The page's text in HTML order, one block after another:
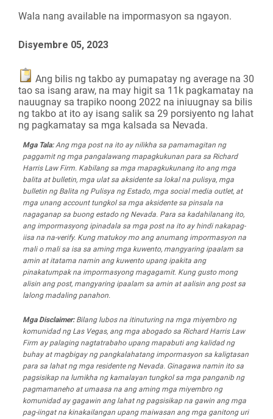
Wala nang available na impormasyon sa ngayon.
Disyembre 05, 2023
Ang bilis ng takbo ay pumapatay ng average na 30
tao sa isang araw, na may higit sa 11k pagkamatay na
nauugnay sa trapiko noong 2022 na iniuugnay sa bilis
ng takbo at ito ay isang salik sa 29 porsiyento ng lahat
ng pagkamatay sa mga kalsada sa Nevada.
Mga Tala:Ang mga post na ito ay nilikha sa pamamagitan ng
paggamit ng mga pangalawang mapagkukunan para sa Richard
Harris Law Firm. Kabilang sa mga mapagkukunang ito ang mga
balita at bulletin, mga ulat sa aksidente sa lokal na pulisya, mga
bulletin ng Balita ng Pulisya ng Estado, mga social media outlet, at
mga unang account tungkol sa mga aksidente sa pinsala na
nagaganap sa buong estado ng Nevada. Para sa kadahilanang ito,
ang impormasyong ipinadala sa mga post na ito ay hindi nakapag-
iisa na na-verify. Kung matukoy mo ang anumang impormasyon na
mali o mali sa isa sa aming mga kuwento, mangyaring ipaalam sa
amin at itatama namin ang kuwento upang ipakita ang
pinakatumpak na impormasyong magagamit. Kung gusto mong
alisin ang post, mangyaring ipaalam sa amin at aalisin ang post sa
lalong madaling panahon.
Mga Disclaimer:Bilang lubos na itinuturing na mga miyembro ng
komunidad ng Las Vegas, ang mga abogado sa Richard Harris Law
Firm ay palaging nagtatrabaho upang mapabuti ang kalidad ng
buhay at magbigay ng pangkalahatang impormasyon sa kaligtasan
para sa lahat ng mga residente ng Nevada. Ginagawa namin ito sa
pagsisikap na lumikha ng kamalayan tungkol sa mga panganib ng
pagmamaneho at umaasa na ang aming mga miyembro ng
komunidad ay gagawin ang lahat ng pagsisikap na gawin ang mga
pag-iingat na kinakailangan upang maiwasan ang mga ganitong uri